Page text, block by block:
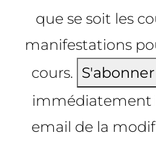
que se soit les
manifestations
cours. S'abonner
immédiatement
email de la